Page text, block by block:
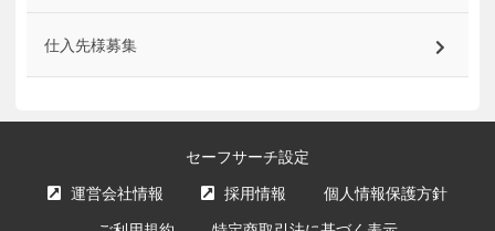
仕入先様募集
セーフサーチ設定
運営会社情報 採用情報 個人情報保護方針